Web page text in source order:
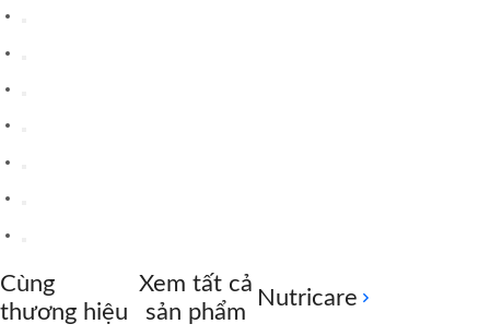
Cùng
thương hiệu
Xem tất cả
sản phẩm
Nutricare